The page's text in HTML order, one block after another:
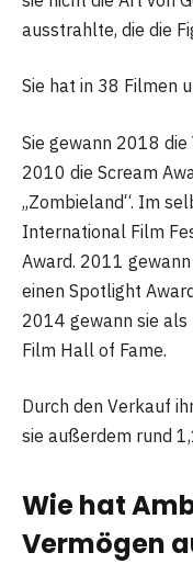
ausstrahlte, die die
Sie hat in 38 Filmen
Sie gewann 2018
2010 die Scream
„Zombieland“. Im
International Film
Award. 2011
einen Spotlight
2014 gewann sie als
Film Hall of Fame.
Durch den Verkauf
sie außerdem rund
Wie hat
Vermögen